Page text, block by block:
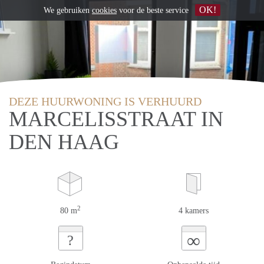
DEZE HUURWONING IS VERHUURD
MARCELISSTRAAT IN
DEN HAAG
80 m2 4 kamers
? ∞
We gebruiken cookies voor de beste service OK!